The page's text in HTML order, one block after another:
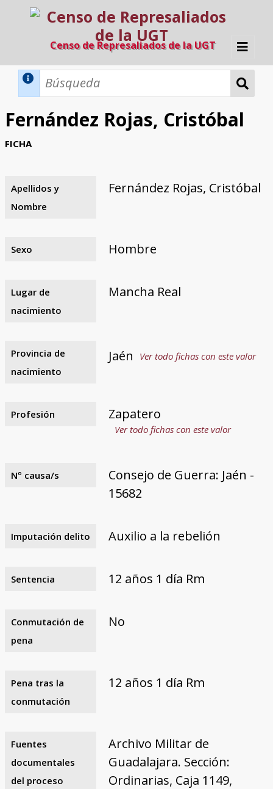
Censo de Represaliados de la UGT
Inicio
Búsqueda Dinámica
Búsqueda Avanzada
Razones y objetivos
El equipo
Colaboradores
Fuentes documentales
Fernández Rojas, Cristóbal
FICHA
Apellidos y
Nombre
Fernández Rojas, Cristóbal
Sexo Hombre
Lugar de
nacimiento
Mancha Real
Provincia de
nacimiento
Jaén Ver todo fichas con este valor
Profesión Zapatero
Ver todo fichas con este valor
Nº causa/s
Consejo de Guerra: Jaén -
15682
Imputación delito Auxilio a la rebelión
Sentencia 12 años 1 día Rm
Conmutación de
pena
No
Pena tras la
conmutación
12 años 1 día Rm
Fuentes
documentales
del proceso
Archivo Militar de
Guadalajara. Sección:
Ordinarias, Caja 1149,